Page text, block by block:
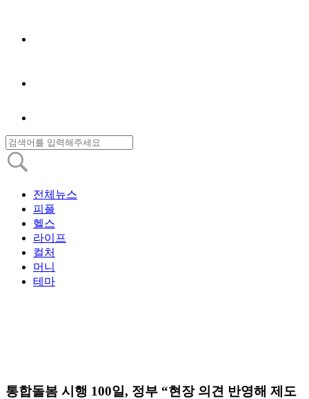
전체뉴스
피플
헬스
라이프
컬처
머니
테마
통합돌봄 시행 100일, 정부 “현장 의견 반영해 제도